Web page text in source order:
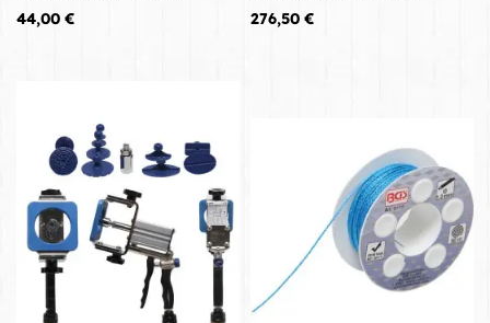
Hinta
44,00 €
Hinta
276,50 €